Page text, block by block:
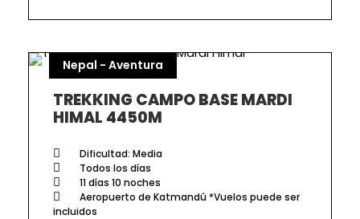
Nepal - Aventura
TREKKING CAMPO BASE MARDI
HIMAL 4450M
Dificultad: Media
Todos los días
11 días 10 noches
Aeropuerto de Katmandú *Vuelos puede ser
incluidos